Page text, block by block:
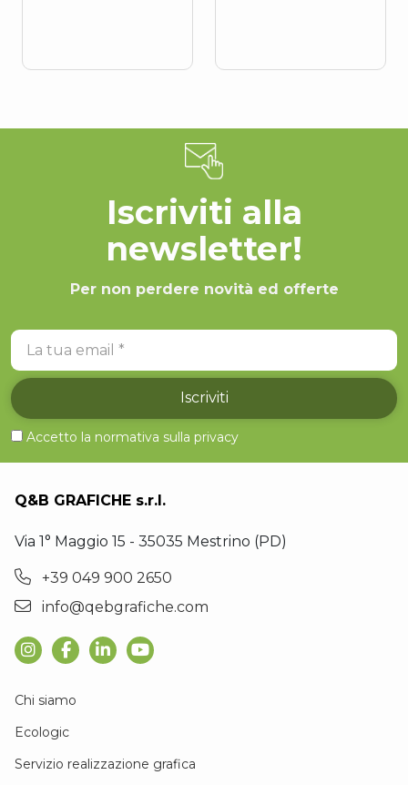
Iscriviti alla
newsletter!
Per non perdere novità ed offerte
La tua email
Iscriviti
Accetto la normativa sulla privacy
Q&B GRAFICHE s.r.l.
Via 1° Maggio 15 - 35035 Mestrino (PD)
+39 049 900 2650
info@qebgrafiche.com
Chi siamo
Ecologic
Servizio realizzazione grafica